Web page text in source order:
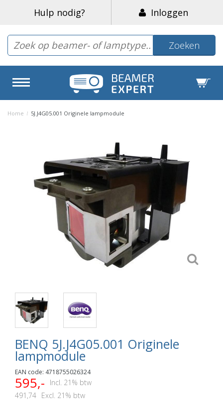
Hulp nodig? Inloggen
Zoeken
Home / 5J.J4G05.001 Originele lampmodule
BENQ 5J.J4G05.001 Originele
lampmodule
EAN code: 4718755026324
595,-
Incl. 21% btw
491,74 Excl. 21% btw